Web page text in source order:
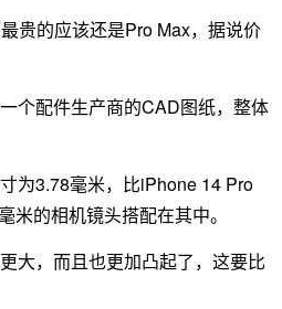
贵的应该还是Pro Max，据说价
个配件生产商的CAD图纸，整体
为3.78毫米，比iPhone 14 Pro
的相机镜头搭配在其中。
大，而且也更加凸起了，这要比